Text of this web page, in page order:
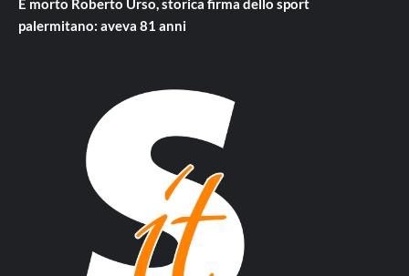
È morto Roberto Urso, storica firma dello sport
palermitano: aveva 81 anni